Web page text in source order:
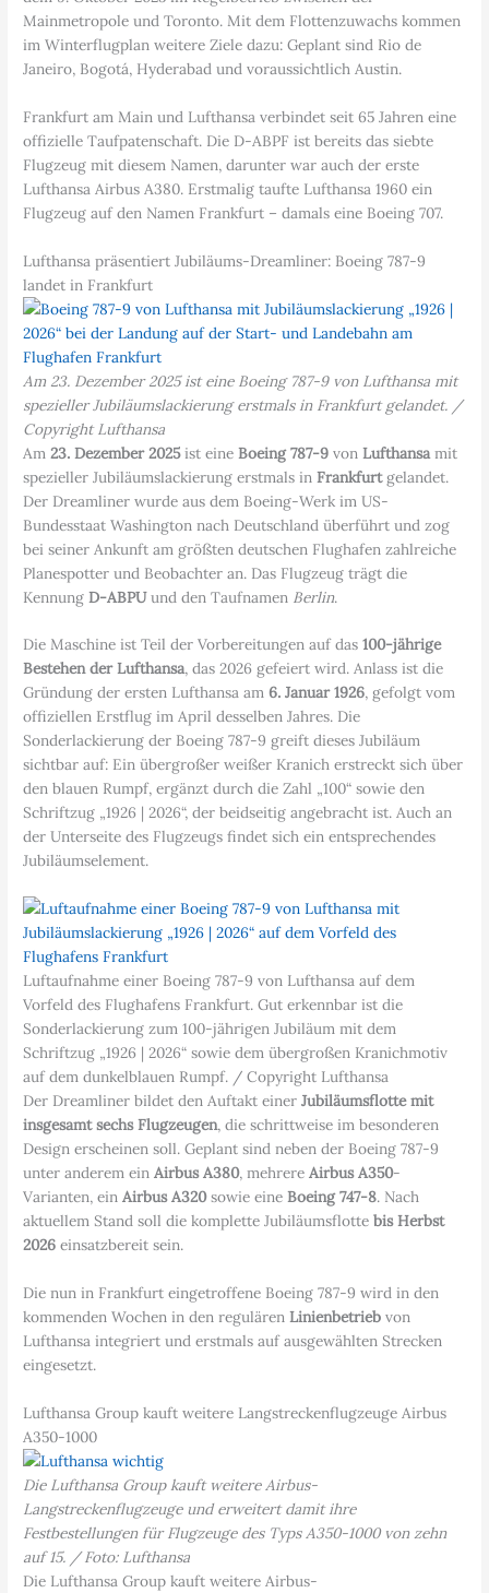
Mainmetropole und Toronto. Mit dem Flottenzuwachs kommen
im Winterflugplan weitere Ziele dazu: Geplant sind Rio de
Janeiro, Bogotá, Hyderabad und voraussichtlich Austin.
Frankfurt am Main und Lufthansa verbindet seit 65 Jahren eine
offizielle Taufpatenschaft. Die D-ABPF ist bereits das siebte
Flugzeug mit diesem Namen, darunter war auch der erste
Lufthansa Airbus A380. Erstmalig taufte Lufthansa 1960 ein
Flugzeug auf den Namen Frankfurt – damals eine Boeing 707.
Lufthansa präsentiert Jubiläums-Dreamliner: Boeing 787-9
landet in Frankfurt
Am 23. Dezember 2025 ist eine Boeing 787-9 von Lufthansa mit
spezieller Jubiläumslackierung erstmals in Frankfurt gelandet. /
Copyright Lufthansa
Am23. Dezember 2025ist eineBoeing 787-9 vonLufthansamit
spezieller Jubiläumslackierung erstmals inFrankfurtgelandet.
Der Dreamliner wurde aus dem Boeing-Werk im US-
Bundesstaat Washington nach Deutschland überführt und zog
bei seiner Ankunft am größten deutschen Flughafen zahlreiche
Planespotter und Beobachter an. Das Flugzeug trägt die
KennungD-ABPUund den Taufnamen Berlin.
Die Maschine ist Teil der Vorbereitungen auf das100-jährige
Bestehen der Lufthansa, das 2026 gefeiert wird. Anlass ist die
Gründung der ersten Lufthansa am6. Januar 1926, gefolgt vom
offiziellen Erstflug im April desselben Jahres. Die
Sonderlackierung der Boeing 787-9 greift dieses Jubiläum
sichtbar auf: Ein übergroßer weißer Kranich erstreckt sich über
den blauen Rumpf, ergänzt durch die Zahl „100“ sowie den
Schriftzug „1926 | 2026“, der beidseitig angebracht ist. Auch an
der Unterseite des Flugzeugs findet sich ein entsprechendes
Jubiläumselement.
Luftaufnahme einer Boeing 787-9 von Lufthansa auf dem
Vorfeld des Flughafens Frankfurt. Gut erkennbar ist die
Sonderlackierung zum 100-jährigen Jubiläum mit dem
Schriftzug „1926 | 2026“ sowie dem übergroßen Kranichmotiv
auf dem dunkelblauen Rumpf. / Copyright Lufthansa
Der Dreamliner bildet den Auftakt einerJubiläumsflotte mit
insgesamt sechs Flugzeugen, die schrittweise im besonderen
Design erscheinen soll. Geplant sind neben der Boeing 787-9
unter anderem einAirbus A380, mehrereAirbus A350-
Varianten, einAirbus A320sowie eineBoeing 747-8. Nach
aktuellem Stand soll die komplette Jubiläumsflottebis Herbst
2026 einsatzbereit sein.
Die nun in Frankfurt eingetroffene Boeing 787-9 wird in den
kommenden Wochen in den regulärenLinienbetrieb von
Lufthansa integriert und erstmals auf ausgewählten Strecken
eingesetzt.
Lufthansa Group kauft weitere Langstreckenflugzeuge Airbus
A350-1000
Die Lufthansa Group kauft weitere Airbus-
Langstreckenflugzeuge und erweitert damit ihre
Festbestellungen für Flugzeuge des Typs A350-1000 von zehn
auf 15. / Foto: Lufthansa
Die Lufthansa Group kauft weitere Airbus-